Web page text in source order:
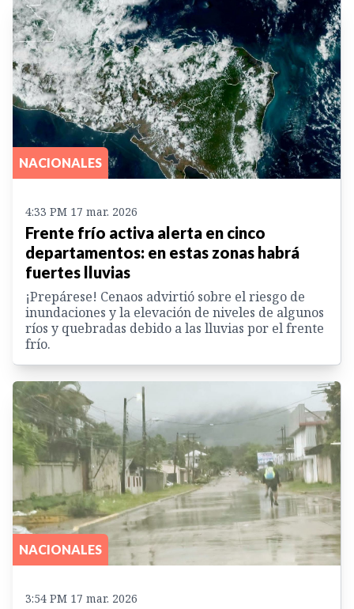
NACIONALES
4:33 PM 17 mar. 2026
Frente frío activa alerta en cinco
departamentos: en estas zonas habrá
fuertes lluvias
¡Prepárese! Cenaos advirtió sobre el riesgo de
inundaciones y la elevación de niveles de algunos
ríos y quebradas debido a las lluvias por el frente
frío.
NACIONALES
3:54 PM 17 mar. 2026